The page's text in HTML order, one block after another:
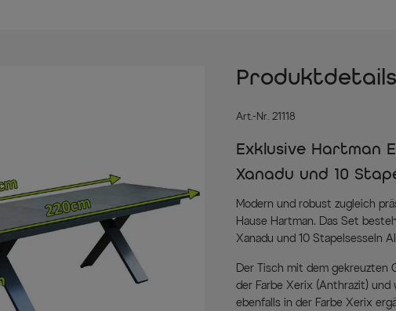
Produktdetails
Art.-Nr. 21118
Exklusive Hartman
Xanadu und 10
Modern und robust zugleich
Hause Hartman. Das Set
Xanadu und 10 Stapelsesseln
Der Tisch mit dem
der Farbe Xerix (Anthrazit)
ebenfalls in der Farbe Xerix